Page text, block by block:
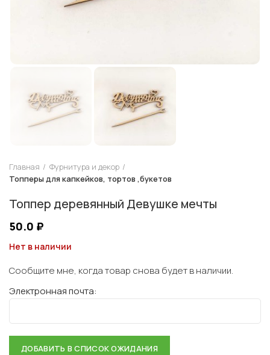
Главная
Фурнитура и декор
Топперы для капкейков, тортов ,букетов
Топпер деревянный Девушке мечты
50.0 ₽
Нет в наличии
Сообщите мне, когда товар снова будет в наличии.
Электронная почта: